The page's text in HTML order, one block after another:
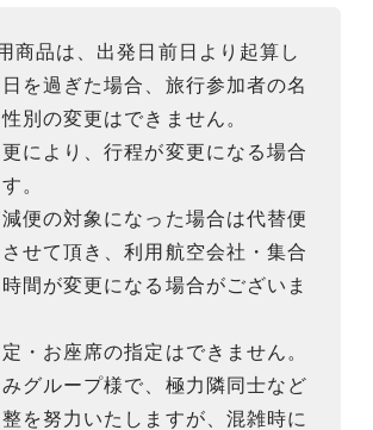
商品は、出発日前日より起算し
を過ぎた場合、旅行参加者の名
別の変更はできません。
により、行程が変更になる場合
。
便の対象になった場合は代替便
せて頂き、利用航空会社・集合
間が変更になる場合がございま
・お座席の指定はできません。
グループ様で、極力隣同士など
を努力いたしますが、混雑時に